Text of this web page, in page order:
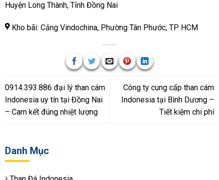
Danh Mục
Huyện Long Thành, Tỉnh Đồng Nai
Kho bãi: Cảng Vindochina, Phường Tân Phước, TP HCM
0914.393.886 đại lý than cám
Indonesia uy tín tại Đồng Nai
– Cam kết đúng nhiệt lượng
Công ty cung cấp than cám
Indonesia tại Bình Dương –
Tiết kiệm chi phí